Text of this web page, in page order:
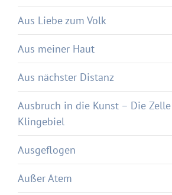
Aus Liebe zum Volk
Aus meiner Haut
Aus nächster Distanz
Ausbruch in die Kunst – Die
Klingebiel
Ausgeflogen
Außer Atem